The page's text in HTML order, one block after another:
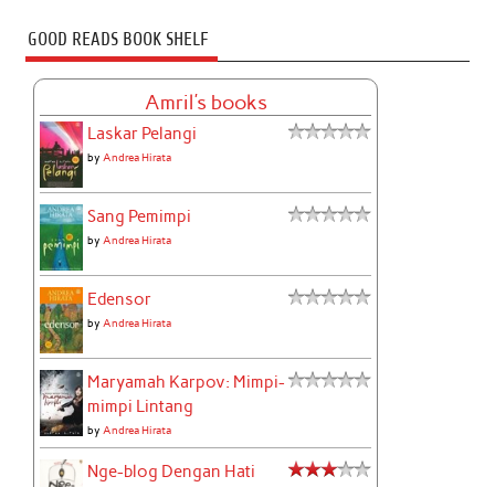
GOOD READS BOOK SHELF
Amril's books
Laskar Pelangi
byAndrea Hirata
Sang Pemimpi
byAndrea Hirata
Edensor
byAndrea Hirata
Maryamah Karpov: Mimpi-
mimpi Lintang
byAndrea Hirata
Nge-blog Dengan Hati